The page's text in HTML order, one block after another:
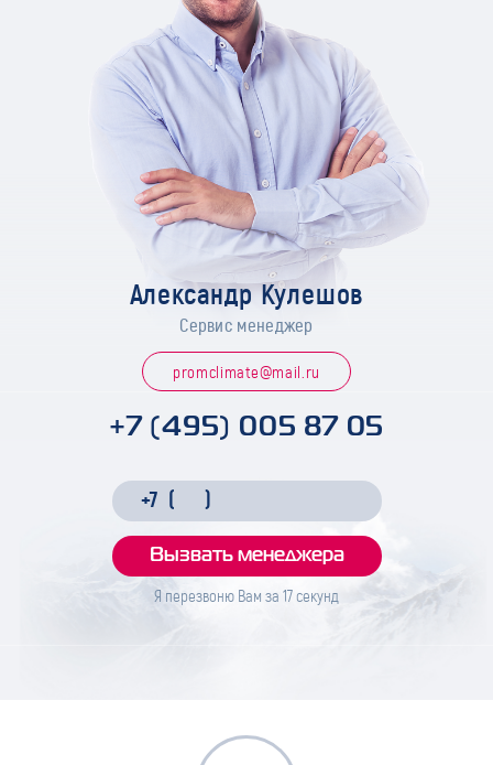
Александр Кулешов
Сервис менеджер
promclimate@mail.ru
+7 (495) 005 87 05
Я перезвоню Вам за 17секунд